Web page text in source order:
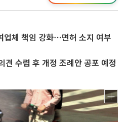
업체 책임 강화⋯면허 소지 여부
견 수렴 후 개정 조례안 공포 예정